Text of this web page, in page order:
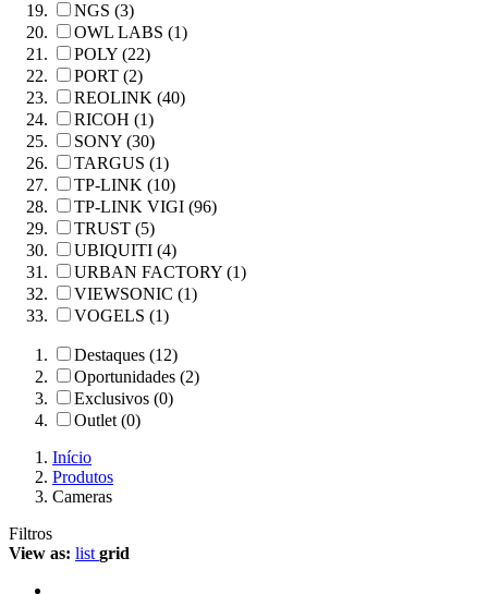
NGS (3)
OWL LABS (1)
POLY (22)
PORT (2)
REOLINK (40)
RICOH (1)
SONY (30)
TARGUS (1)
TP-LINK (10)
TP-LINK VIGI (96)
TRUST (5)
UBIQUITI (4)
URBAN FACTORY (1)
VIEWSONIC (1)
VOGELS (1)
Destaques (12)
Oportunidades (2)
Exclusivos (0)
Outlet (0)
Início
Produtos
Cameras
Filtros
View as: list grid